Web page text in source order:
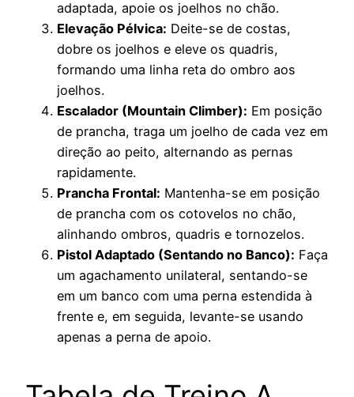
adaptada, apoie os joelhos no chão.
Elevação Pélvica: Deite-se de costas,
dobre os joelhos e eleve os quadris,
formando uma linha reta do ombro aos
joelhos.
Escalador (Mountain Climber): Em posição
de prancha, traga um joelho de cada vez em
direção ao peito, alternando as pernas
rapidamente.
Prancha Frontal: Mantenha-se em posição
de prancha com os cotovelos no chão,
alinhando ombros, quadris e tornozelos.
Pistol Adaptado (Sentando no Banco): Faça
um agachamento unilateral, sentando-se
em um banco com uma perna estendida à
frente e, em seguida, levante-se usando
apenas a perna de apoio.